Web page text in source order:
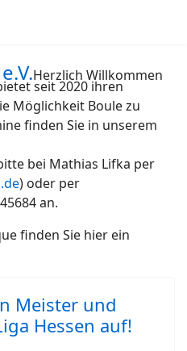
Herzlich Willkommen
seit 2020 ihren
Möglichkeit Boule zu
finden Sie in unserem
bei Mathias Lifka per
) oder per
an.
finden Sie hier ein
Meister und
Hessen auf!